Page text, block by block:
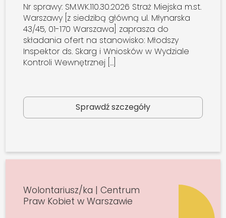
Nr sprawy: SM.WK.110.30.2026 Straż Miejska m.st.
Warszawy [z siedzibą główną ul. Młynarska
43/45, 01-170 Warszawa] zaprasza do
składania ofert na stanowisko: Młodszy
Inspektor ds. Skarg i Wniosków w Wydziale
Kontroli Wewnętrznej […]
Sprawdź szczegóły
Wolontariusz/ka | Centrum
Praw Kobiet w Warszawie